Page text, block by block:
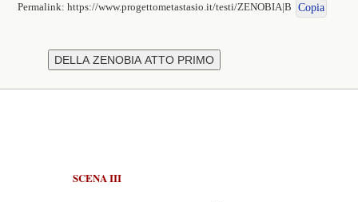
Permalink:https://www.progettometastasio.it/testi/ZENOBIA|B Copia
SCENA III